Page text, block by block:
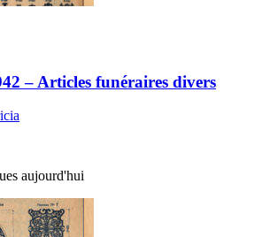
– Articles funéraires divers
aujourd'hui